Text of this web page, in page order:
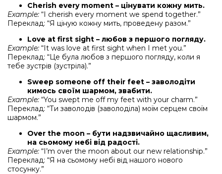
Cherish every moment – цінувати кожну мить.
Example: “I cherish every moment we spend together.”
Переклад: “Я ціную кожну мить, проведену разом.”
Love at first sight – любов з першого погляду.
Example: “It was love at first sight when I met you.”
Переклад: “Це була любов з першого погляду, коли я
тебе зустрів (зустріла).”
Sweep someone off their feet – заволодіти
кимось своїм шармом, звабити.
Example: “You swept me off my feet with your charm.”
Переклад: “Ти заволодів (заволоділа) моїм серцем своїм
шармом.”
Over the moon – бути надзвичайно щасливим,
на сьомому небі від радості.
Example: “I’m over the moon about our new relationship.”
Переклад: “Я на сьомому небі від нашого нового
стосунку.”